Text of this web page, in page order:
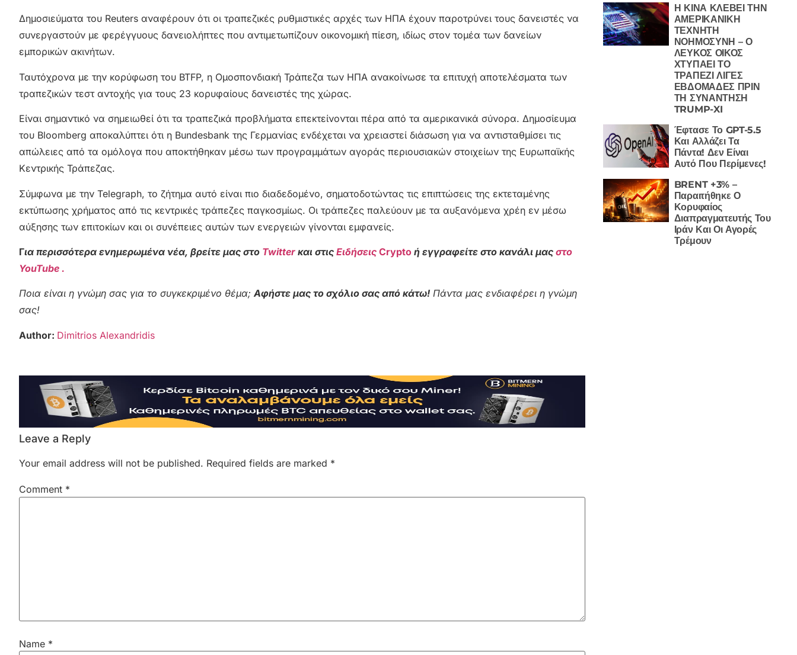
Δημοσιεύματα του Reuters αναφέρουν ότι οι τραπεζικές ρυθμιστικές αρχές των ΗΠΑ έχουν παροτρύνει τους δανειστές να
συνεργαστούν με φερέγγυους δανειολήπτες που αντιμετωπίζουν οικονομική πίεση, ιδίως στον τομέα των δανείων
εμπορικών ακινήτων.
Ταυτόχρονα με την κορύφωση του BTFP, η Ομοσπονδιακή Τράπεζα των ΗΠΑ ανακοίνωσε τα επιτυχή αποτελέσματα των
τραπεζικών τεστ αντοχής για τους 23 κορυφαίους δανειστές της χώρας.
Είναι σημαντικό να σημειωθεί ότι τα τραπεζικά προβλήματα επεκτείνονται πέρα από τα αμερικανικά σύνορα. Δημοσίευμα
του Bloomberg αποκαλύπτει ότι η Bundesbank της Γερμανίας ενδέχεται να χρειαστεί διάσωση για να αντισταθμίσει τις
απώλειες από τα ομόλογα που αποκτήθηκαν μέσω των προγραμμάτων αγοράς περιουσιακών στοιχείων της Ευρωπαϊκής
Κεντρικής Τράπεζας.
Σύμφωνα με την Telegraph, το ζήτημα αυτό είναι πιο διαδεδομένο, σηματοδοτώντας τις επιπτώσεις της εκτεταμένης
εκτύπωσης χρήματος από τις κεντρικές τράπεζες παγκοσμίως. Οι τράπεζες παλεύουν με τα αυξανόμενα χρέη εν μέσω
αύξησης των επιτοκίων και οι συνέπειες αυτών των ενεργειών γίνονται εμφανείς.
Για περισσότερα ενημερωμένα νέα, βρείτε μας στο Twitter και στις Ειδήσεις Crypto ή εγγραφείτε στο κανάλι μας στο
YouTube .
Ποια είναι η γνώμη σας για το συγκεκριμένο θέμα;Αφήστε μας το σχόλιο σας από κάτω! Πάντα μας ενδιαφέρει η γνώμη
σας!
Author: Dimitrios Alexandridis
Leave a Reply
Your email address will not be published. Required fields are marked *
Comment *
Name *
Η ΚΙΝΑ ΚΛΕΒΕΙ ΤΗΝ
ΑΜΕΡΙΚΑΝΙΚΗ
ΤΕΧΝΗΤΗ
ΝΟΗΜΟΣΥΝΗ – Ο
ΛΕΥΚΟΣ ΟΙΚΟΣ
ΧΤΥΠΑΕΙ ΤΟ
ΤΡΑΠΕΖΙ ΛΙΓΕΣ
ΕΒΔΟΜΑΔΕΣ ΠΡΙΝ
ΤΗ ΣΥΝΑΝΤΗΣΗ
TRUMP-XI
Έφτασε Το GPT-5.5
Και Αλλάζει Τα
Πάντα! Δεν Είναι
Αυτό Που Περίμενες!
BRENT +3% –
Παραιτήθηκε Ο
Κορυφαίος
Διαπραγματευτής Του
Ιράν Και Οι Αγορές
Τρέμουν